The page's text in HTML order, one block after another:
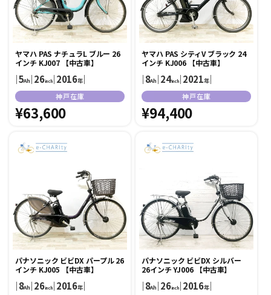
ヤマハ PAS ナチュラL ブルー 26
インチ KJ007 【中古車】
｜5Ah｜26inch｜2016年｜
販
売
元:
神戸在庫
通
価
格
¥63,600
ヤマハ PAS シティV ブラック 24
インチ KJ006 【中古車】
｜8Ah｜24inch｜2021年｜
販
売
元:
神戸在庫
通
価
格
¥94,400
パナソニック ビビDX パープル 26
インチ KJ005 【中古車】
｜8Ah｜26inch｜2016年｜
パナソニック ビビDX シルバー
26インチ YJ006 【中古車】
｜8Ah｜26inch｜2016年｜